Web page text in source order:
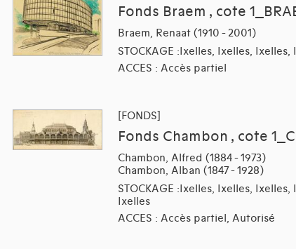
Fonds Braem , cote
Braem, Renaat (1910 - 2001)
STOCKAGE :Ixelles, Ixelles, Ixelles,
ACCES : Accès partiel
[FONDS]
Fonds Chambon , cote
Chambon, Alfred (1884 - 1973)
Chambon, Alban (1847 - 1928)
STOCKAGE :Ixelles, Ixelles, Ixelles,
Ixelles
ACCES : Accès partiel, Autorisé